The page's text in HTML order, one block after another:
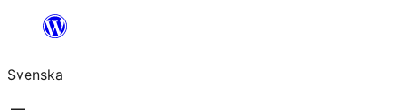
Hoppa
innehåll
Svenska